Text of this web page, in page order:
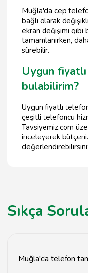
Muğla'da cep
bağlı olarak
ekran değişimi gibi
tamamlanırken,
sürebilir.
Uygun
bulabilirim?
Uygun fiyatlı
çeşitli telefoncu
Tavsiyemiz.com
inceleyerek
Sıkça
Muğla'da telefon